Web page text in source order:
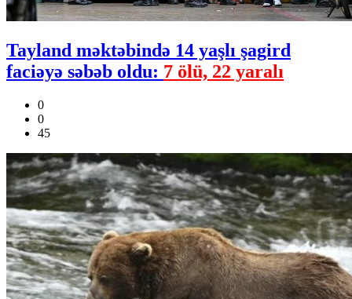
Tayland məktəbində 14 yaşlı şagird
faciəyə səbəb oldu: 7 ölü, 22 yaralı
0
0
45